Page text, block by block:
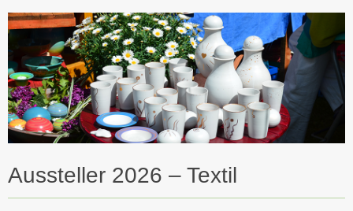
Aussteller 2026 – Textil